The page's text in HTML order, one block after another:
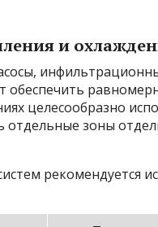
и
обеспечить
целесообразно
отдельные зоны
рекомендуется